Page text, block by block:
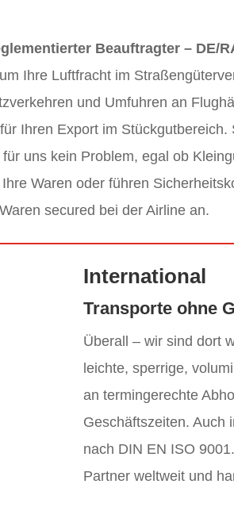
Beauftragter – DE/
Ihre Luftfracht im
und Umfuhren an
Ihren Export im
uns kein Problem, egal ob
Waren oder führen
secured bei der Airline an.
International
Transporte ohne
Überall – wir sind dort
leichte, sperrige,
an termingerechte
Geschäftszeiten. Auch
nach DIN EN ISO
Partner weltweit und